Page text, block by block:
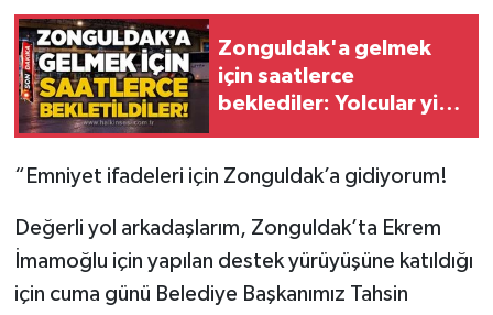
Zonguldak'a gelmek
için saatlerce
beklediler: Yolcular yine
“Emniyet ifadeleri için Zonguldak’a gidiyorum!
Değerli yol arkadaşlarım, Zonguldak’ta Ekrem
İmamoğlu için yapılan destek yürüyüşüne katıldığı
için cuma günü Belediye Başkanımız Tahsin
Yaşam